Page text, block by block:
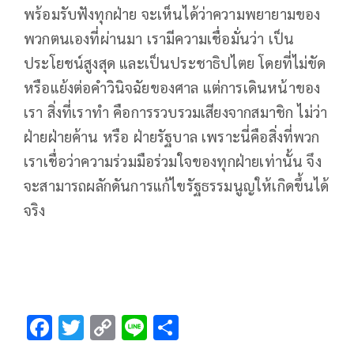
พร้อมรับฟังทุกฝ่าย จะเห็นได้ว่าความพยายามของ
พวกตนเองที่ผ่านมา เรามีความเชื่อมั่นว่า เป็น
ประโยชน์สูงสุด และเป็นประชาธิปไตย โดยที่ไม่ขัด
หรือแย้งต่อคำวินิจฉัยของศาล แต่การเดินหน้าของ
เรา สิ่งที่เราทำ คือการรวบรวมเสียงจากสมาชิก ไม่ว่า
ฝ่ายฝ่ายค้าน หรือ ฝ่ายรัฐบาล เพราะนี่คือสิ่งที่พวก
เราเชื่อว่าความร่วมมือร่วมใจของทุกฝ่ายเท่านั้น จึง
จะสามารถผลักดันการแก้ไขรัฐธรรมนูญให้เกิดขึ้นได้
จริง
F T C Li